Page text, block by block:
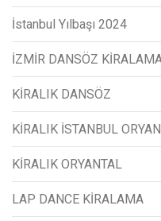
İstanbul Yılbaşı 2024
İZMİR DANSÖZ
KİRALIK DANSÖZ
KİRALIK İSTANBUL
KİRALIK ORYANTAL
LAP DANCE KİRALAMA